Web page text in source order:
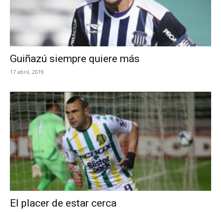
Guiñazú siempre quiere más
17 abril, 2019
El placer de estar cerca